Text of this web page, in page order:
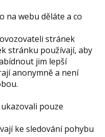
na webu děláte a co
stránek
stránku používají, aby
jim lepší
anonymně a není
pouze
ke sledování pohybu